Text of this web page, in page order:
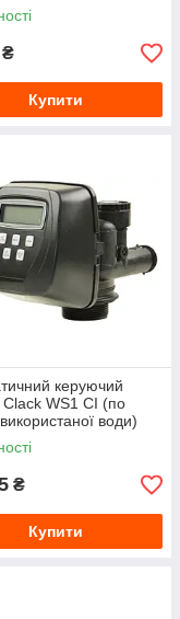
₴
Купити
керуючий
Clack WS1 CI (по
води)
₴
Купити